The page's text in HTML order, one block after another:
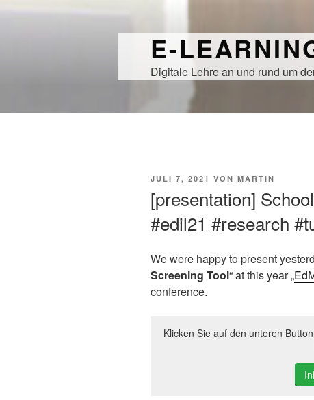
E-
Digitale Lehre an und rund um
VERÖFFENTLICHT
JULI 7, 2021 VON MARTIN
[presentation]
#edil21 #research
We were happy to present
Screening Tool“ at this year „
conference.
Klicken Sie auf den unteren